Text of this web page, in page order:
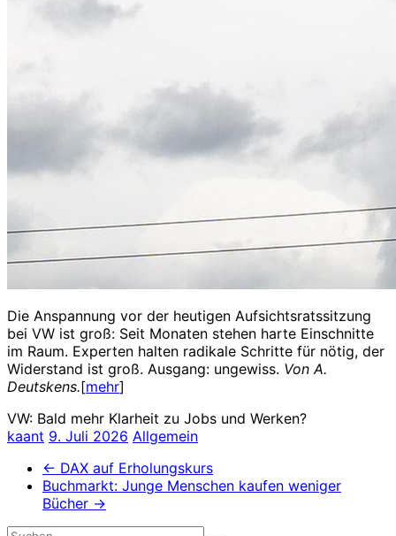
Die Anspannung vor der heutigen Aufsichtsratssitzung
bei VW ist groß: Seit Monaten stehen harte Einschnitte
im Raum. Experten halten radikale Schritte für nötig, der
Widerstand ist groß. Ausgang: ungewiss. Von A.
Deutskens.[mehr]
VW: Bald mehr Klarheit zu Jobs und Werken?
kaant 9. Juli 2026 Allgemein
← DAX auf Erholungskurs
Buchmarkt: Junge Menschen kaufen weniger
Bücher →